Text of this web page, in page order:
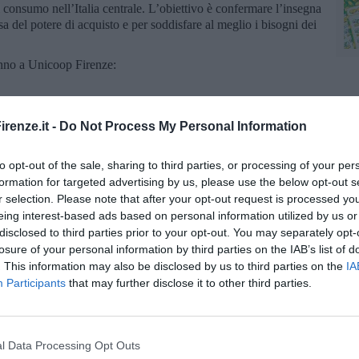
- Do Not Process My Personal Information
opt-out of the sale, sharing to third parties, or processing of your
for targeted advertising by us, please use the below opt-out
selection. Please note that after your opt-out request is processed
interest-based ads based on personal information utilized by us
to third parties prior to your opt-out. You may separately
of your personal information by third parties on the IAB’s list of
This information may also be disclosed by us to third parties on the
Participants that may further disclose it to other third parties.
Data Processing Opt Outs
nell’Italia centrale. L’obiettivo è confermare l’insegna
del potere di acquisto e per soddisfare al meglio i bisogni dei
a Unicoop Firenze: